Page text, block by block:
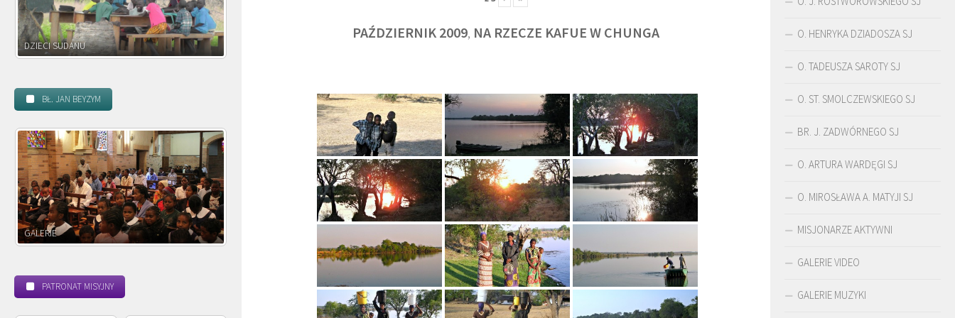
PAŹDZIERNIK 2009, NA RZECZE KAFUE W CHUNGA
DZIECI ZAMBII
BŁ. JAN BEYZYM
POWOŁANIE MISYJNE KULT DUCHOWOŚĆ
PATRONAT MISYJNY
O. HENRYKA DZIADOSZA SJ
O. TADEUSZA SAROTY SJ
O. ST. SMOLCZEWSKIEGO SJ
BR. J. ZADWÓRNEGO SJ
O. ARTURA WARDĘGI SJ
O. MIROSŁAWA A. MATYJI SJ
MISJONARZE AKTYWNI
GALERIE VIDEO
GALERIE MUZYKI